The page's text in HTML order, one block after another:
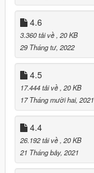
4.6
3.360 tải về , 20 KB
29 Tháng tư, 2022
4.5
17.444 tải về , 20 KB
17 Tháng mười hai, 2021
4.4
26.192 tải về , 20 KB
21 Tháng bảy, 2021